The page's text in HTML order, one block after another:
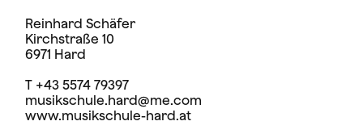
Reinhard Schäfer
Kirchstraße 10
6971 Hard
T +43 5574 79397
musikschule.hard@me.com
www.musikschule-hard.at